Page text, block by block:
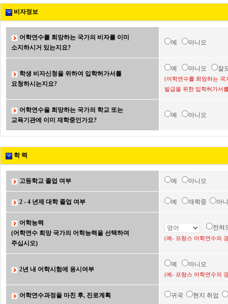
비자정보
어학연수를 희망하는 국가의 비자를 이미
소지하시거 있는지요?
예 아니오
학생 비자신청을 위하여 입학허가서를
요청하시는지요?
예 아니오 잘
(어학연수를 희망하는 국
발급을 위한 입학허가서
어학연수을 희망하는 국가의 학교 또는
교육기관에 이미 재학중인가요?
예 아니오
학 력
고등학교 졸업 여부 예 아니오
2 - 4 년제 대학 졸업 여부 예 재학중 아
어학능력
(어학연수 희망 국가의 어학능력을 선택하여
주십시오)
전
(예- 프랑스 어학연수의
2년 내 어학시험에 응시여부
예 아니오
(예- 프랑스 어학연수의
어학연수과정을 마친 후, 진로계획 귀국 현지 취업